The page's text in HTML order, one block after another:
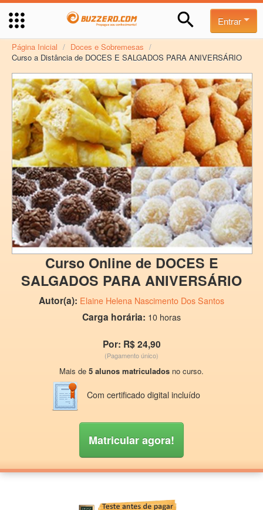
Entrar
Página Inicial / Doces e Sobremesas /
Curso a Distância de DOCES E SALGADOS PARA ANIVERSÁRIO
Curso Online de DOCES E
SALGADOS PARA ANIVERSÁRIO
Autor(a): Elaine Helena Nascimento Dos Santos
Carga horária: 10 horas
Por: R$ 24,90
(Pagamento único)
Mais de 5 alunos matriculados no curso.
Com certificado digital incluído
Matricular agora!